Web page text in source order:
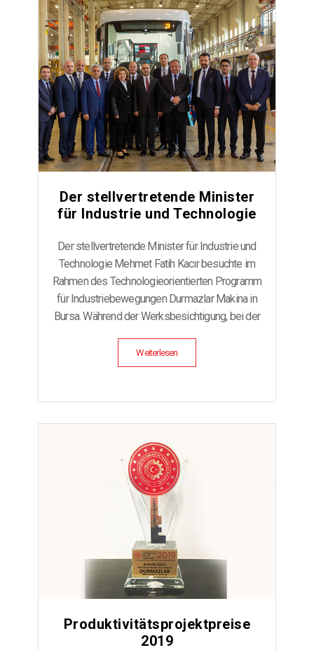
Der stellvertretende Minister
für Industrie und Technologie
Der stellvertretende Minister für Industrie und
Technologie Mehmet Fatih Kacır besuchte im
Rahmen des Technologieorientierten Programm
für Industriebewegungen Durmazlar Makina in
Bursa. Während der Werksbesichtigung, bei der
Weiterlesen
Produktivitätsprojektpreise
2019